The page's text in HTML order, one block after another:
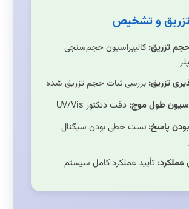
و تشخیص
تزریق: کالیبراسیون حجم‌سنجی
تزریق: بررسی ثبات حجم تزریق شده
طول موج: دقت دتکتور UV/Vis
پاسخ: تست خطی بودن سیگنال
عملکرد: تأیید عملکرد کامل سیستم